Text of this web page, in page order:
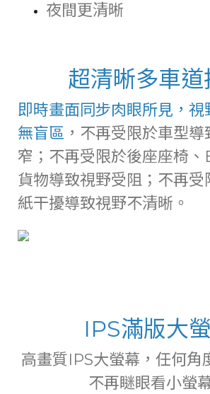
Vietnam
夜間更清晰
超清晰多車道
即時畫面同步肉眼所見，視
無盲區 ，不再受限於車型
窄；不再受限於後座座椅、
貨物導致視野受阻；不再受
紙干擾導致視野不清晰。
IPS滿版大
高畫質IPS大螢幕，任何角
不再瞇眼看小螢